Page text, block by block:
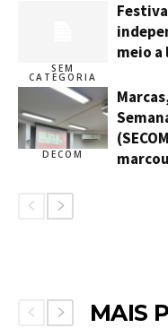
SEM
CATEGORIA
meio
DECOM
MAIS